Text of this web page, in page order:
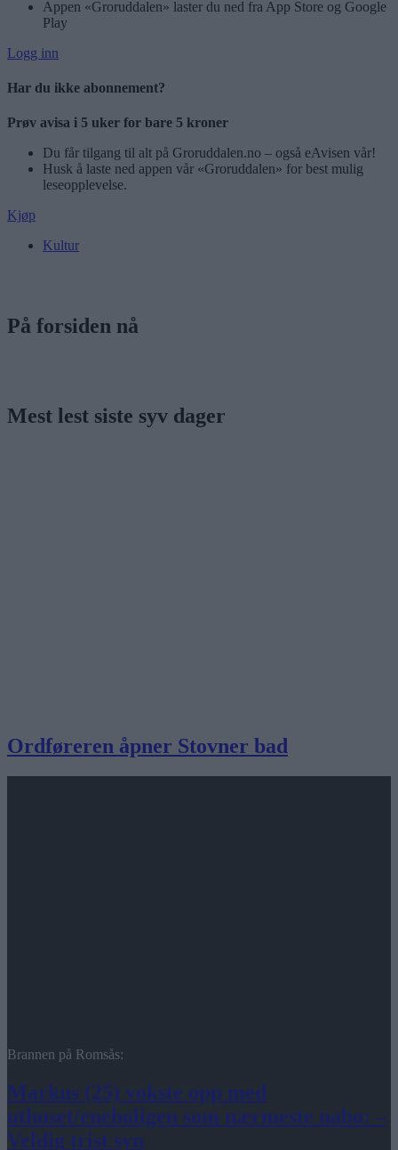
Appen «Groruddalen» laster du ned fra App Store og Google
Play
Logg inn
Har du ikke abonnement?
Prøv avisa i 5 uker for bare 5 kroner
Du får tilgang til alt på Groruddalen.no – også eAvisen vår!
Husk å laste ned appen vår «Groruddalen» for best mulig
leseopplevelse.
Kjøp
Kultur
På forsiden nå
Mest lest siste syv dager
Ordføreren åpner Stovner bad
Brannen på Romsås:
Markus (25) vokste opp med
uthuset/eneboligen som nærmeste nabo: –
Veldig trist syn